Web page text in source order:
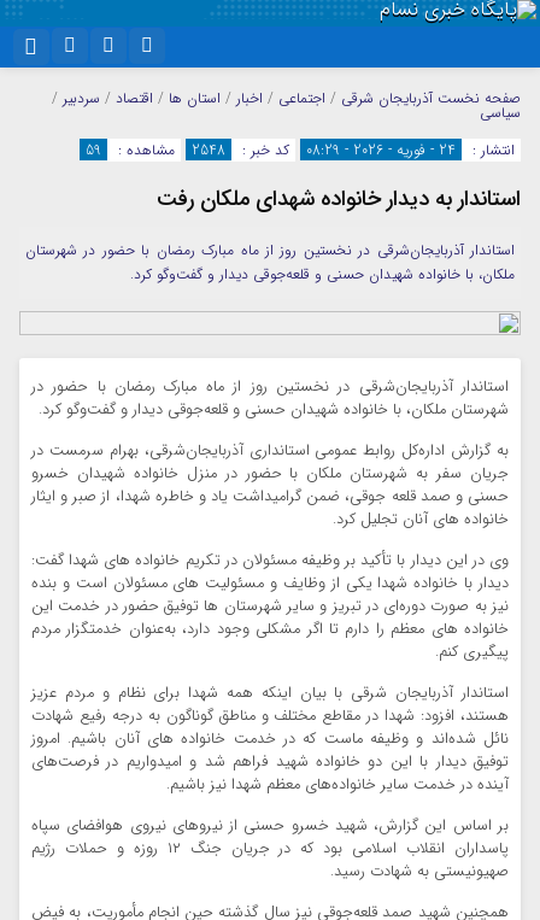
اینستاگرام
تلگرام
سروش
ایتا
آپارات
واتساپ
نام کاربری یا نشانی ایمیل
مرا به خاطر بسپار
صفحه نخست آذربایجان شرقی / اجتماعی / اخبار / استان ها / اقتصاد / سردبیر /
سیاسی
انتشار :
24 - فوریه - 2026 - 08:29 کد خبر : 2548 مشاهده : 59
استاندار به دیدار خانواده شهدای ملکان رفت
استاندار آذربایجان‌شرقی در نخستین روز از ماه مبارک رمضان با حضور در شهرستان
ملکان، با خانواده شهیدان حسنی و قلعه‌جوقی دیدار و گفت‌وگو کرد.
استاندار آذربایجان‌شرقی در نخستین روز از ماه مبارک رمضان با حضور در
شهرستان ملکان، با خانواده شهیدان حسنی و قلعه‌جوقی دیدار و گفت‌وگو کرد.
به گزارش اداره‌کل روابط عمومی استانداری آذربایجان‌شرقی، بهرام سرمست در
جریان سفر به شهرستان ملکان با حضور در منزل خانواده شهیدان خسرو
حسنی و صمد قلعه‌ جوقی، ضمن گرامیداشت یاد و خاطره شهدا، از صبر و ایثار
خانواده‌ های آنان تجلیل کرد.
وی در این دیدار با تأکید بر وظیفه مسئولان در تکریم خانواده ‌های شهدا گفت:
دیدار با خانواده شهدا یکی از وظایف و مسئولیت‌ های مسئولان است و بنده
نیز به‌ صورت دوره‌ای در تبریز و سایر شهرستان‌ ها توفیق حضور در خدمت این
خانواده‌ های معظم را دارم تا اگر مشکلی وجود دارد، به‌عنوان خدمتگزار مردم
پیگیری کنم.
استاندار آذربایجان‌ شرقی با بیان اینکه همه شهدا برای نظام و مردم عزیز
هستند، افزود: شهدا در مقاطع مختلف و مناطق گوناگون به درجه رفیع شهادت
نائل شده‌اند و وظیفه ماست که در خدمت خانواده ‌های آنان باشیم. امروز
توفیق دیدار با این دو خانواده شهید فراهم شد و امیدواریم در فرصت‌های
آینده در خدمت سایر خانواده‌های معظم شهدا نیز باشیم.
بر اساس این گزارش، شهید خسرو حسنی از نیروهای نیروی هوافضای سپاه
پاسداران انقلاب اسلامی بود که در جریان جنگ ۱۲ روزه و حملات رژیم
صهیونیستی به شهادت رسید.
همچنین شهید صمد قلعه‌جوقی نیز سال گذشته حین انجام مأموریت، به فیض